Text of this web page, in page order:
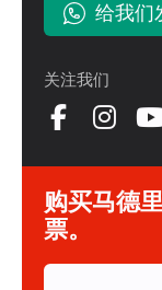
给我们
关注我们
购买马德
票。